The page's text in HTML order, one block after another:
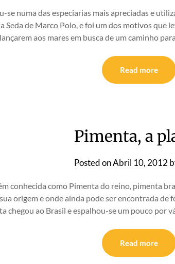
se numa das especiarias mais apreciadas e
Seda de Marco Polo, e foi um dos motivos que
aos mares em busca de um caminho
Read more
Pimenta, a
Posted onAbril 10, 2012
conhecida como Pimenta do reino, pimenta
origem e onde ainda pode ser encontrada de
chegou ao Brasil e espalhou-se um pouco por
Read more